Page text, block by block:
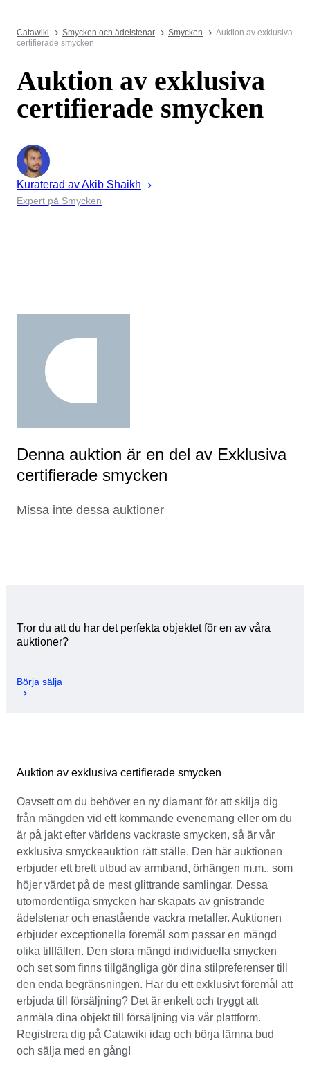
Catawiki Smycken och ädelstenar Smycken
Auktion av exklusiva
certifierade smycken
Auktion av exklusiva
certifierade smycken
Kuraterad avAkib Shaikh
Expert på Smycken
Denna auktion är en del av Exklusiva
certifierade smycken
Missa inte dessa auktioner
Tror du att du har det perfekta objektet för en av våra
auktioner?
Börja sälja
Auktion av exklusiva certifierade smycken
Oavsett om du behöver en ny diamant för att skilja dig
från mängden vid ett kommande evenemang eller om du
är på jakt efter världens vackraste smycken, så är vår
exklusiva smyckeauktion rätt ställe. Den här auktionen
erbjuder ett brett utbud av armband, örhängen m.m., som
höjer värdet på de mest glittrande samlingar. Dessa
utomordentliga smycken har skapats av gnistrande
ädelstenar och enastående vackra metaller. Auktionen
erbjuder exceptionella föremål som passar en mängd
olika tillfällen. Den stora mängd individuella smycken
och set som finns tillgängliga gör dina stilpreferenser till
den enda begränsningen. Har du ett exklusivt föremål att
erbjuda till försäljning? Det är enkelt och tryggt att
anmäla dina objekt till försäljning via vår plattform.
Registrera dig på Catawiki idag och börja lämna bud
och sälja med en gång!